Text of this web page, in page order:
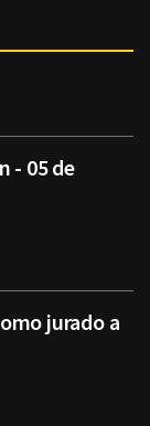
- 05 de
jurado a